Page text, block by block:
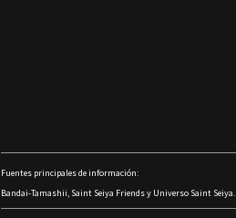
Fuentes principales de información:
Bandai-Tamashii, Saint Seiya Friends y Universo Saint Seiya.